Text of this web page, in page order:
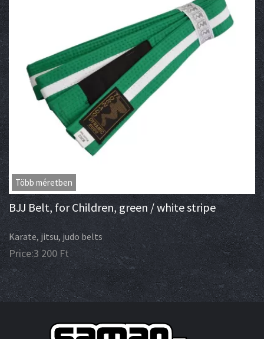
Több méretben
BJJ Belt, for Children, green / white stripe
Karate, jitsu, judo belts
Price:3 200 Ft